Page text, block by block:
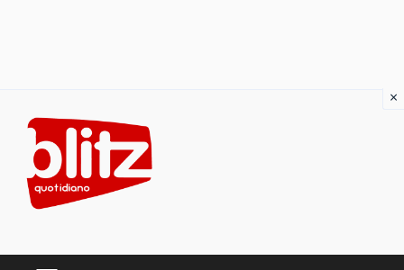
content
×